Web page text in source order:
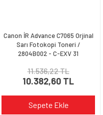
Canon İR Advance C7065 Orjinal
Sarı Fotokopi Toneri /
2804B002 - C-EXV 31
11.536,22 TL
10.382,60 TL
Sepete Ekle